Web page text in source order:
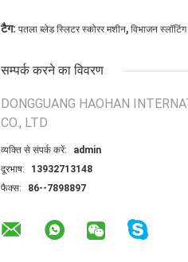
टैग: पतला ब्लेड स्लिटर स्कोरर मशीन, विभाजन
सम्पर्क करने का विवरण
DONGGUANG HAOHAN
CO., LTD
व्यक्ति से संपर्क करें:
admin
दूरभाष:
13932713148
फैक्स:
86--7898897